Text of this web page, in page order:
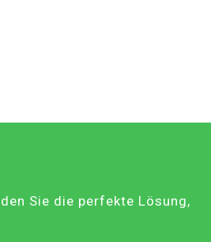
Sie die perfekte Lösung,